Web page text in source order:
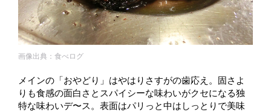
画像出典：食べログ
メインの「おやどり」はやはりさすがの歯応え。固さよ
りも食感の面白さとスパイシーな味わいがクセになる独
特な味わいデ〜ス。表面はパリっと中はしっとりで美味